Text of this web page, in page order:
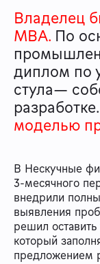
Владелец
MBA. По
диплом по
стула—
разработке.
моделью
В Нескучные
3-месячного
внедрили
выявления
решил
который
предложением